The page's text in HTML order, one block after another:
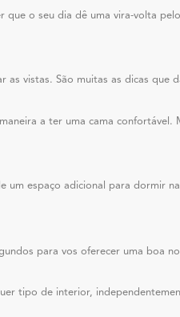
que o seu dia dê uma vira-volta
as vistas. São muitas as dicas que
a ter uma cama confortável.
um espaço adicional para dormir
para vos oferecer uma boa
tipo de interior,